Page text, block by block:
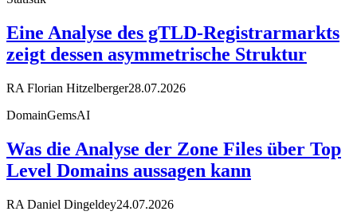
Eine Analyse des gTLD-Registrarmarkts
zeigt dessen asymmetrische Struktur
RA Florian Hitzelberger28.07.2026
DomainGemsAI
Was die Analyse der Zone Files über Top
Level Domains aussagen kann
RA Daniel Dingeldey24.07.2026